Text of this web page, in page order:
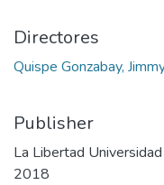
Directores
Quispe Gonzabay,
Publisher
La Libertad
2018